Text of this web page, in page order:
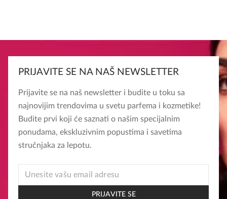
PRIJAVITE SE NA NAŠ NEWSLETTER
Prijavite se na naš newsletter i budite u toku sa
najnovijim trendovima u svetu parfema i kozmetike!
Budite prvi koji će saznati o našim specijalnim
ponudama, ekskluzivnim popustima i savetima
stručnjaka za lepotu.
EMAIL
PRIJAVITE SE